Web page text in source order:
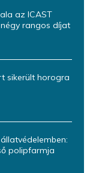
az ICAST
rangos díjat
sikerült horogra
polipfarmja